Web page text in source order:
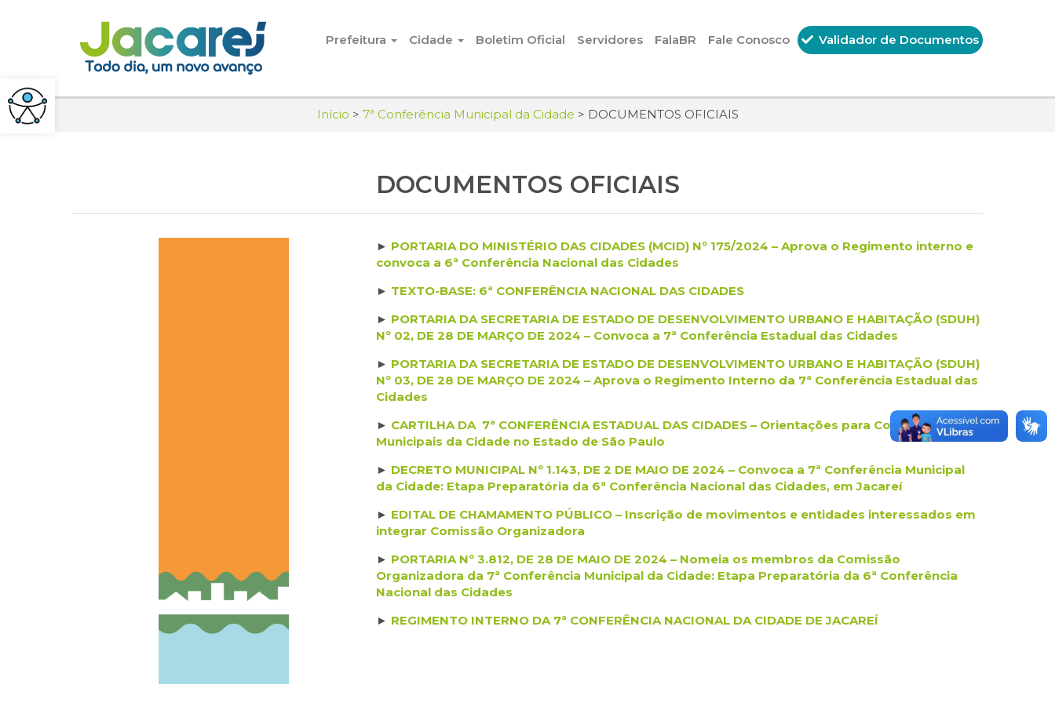
Pular para o conteúdo
Prefeitura
Cidade Boletim Oficial Servidores FalaBR Fale Conosco Validador de Documentos
Início > 7ª Conferência Municipal da Cidade > DOCUMENTOS OFICIAIS
DOCUMENTOS OFICIAIS
► PORTARIA DO MINISTÉRIO DAS CIDADES (MCID) Nº 175/2024 – Aprova o Regimento interno e
convoca a 6ª Conferência Nacional das Cidades
► TEXTO-BASE: 6ª CONFERÊNCIA NACIONAL DAS CIDADES
► PORTARIA DA SECRETARIA DE ESTADO DE DESENVOLVIMENTO URBANO E HABITAÇÃO (SDUH)
Nº 02, DE 28 DE MARÇO DE 2024 – Convoca a 7ª Conferência Estadual das Cidades
► PORTARIA DA SECRETARIA DE ESTADO DE DESENVOLVIMENTO URBANO E HABITAÇÃO (SDUH)
Nº 03, DE 28 DE MARÇO DE 2024 – Aprova o Regimento Interno da 7ª Conferência Estadual das
Cidades
► CARTILHA DA 7ª CONFERÊNCIA ESTADUAL DAS CIDADES – Orientações para Conferências
Municipais da Cidade no Estado de São Paulo
► DECRETO MUNICIPAL Nº 1.143, DE 2 DE MAIO DE 2024 – Convoca a 7ª Conferência Municipal
da Cidade: Etapa Preparatória da 6ª Conferência Nacional das Cidades, em Jacareí
► EDITAL DE CHAMAMENTO PÚBLICO – Inscrição de movimentos e entidades interessados em
integrar Comissão Organizadora
► PORTARIA Nº 3.812, DE 28 DE MAIO DE 2024 – Nomeia os membros da Comissão
Organizadora da 7ª Conferência Municipal da Cidade: Etapa Preparatória da 6ª Conferência
Nacional das Cidades
► REGIMENTO INTERNO DA 7ª CONFERÊNCIA NACIONAL DA CIDADE DE JACAREÍ